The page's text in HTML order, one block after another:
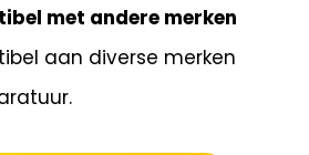
met andere merken
aan diverse merken